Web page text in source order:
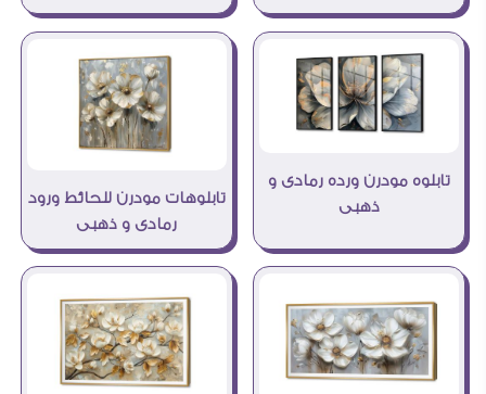
تابلوه مودرن ورده رمادى و
ذهبى
تابلوهات مودرن للحائط ورود
رمادى و ذهبى